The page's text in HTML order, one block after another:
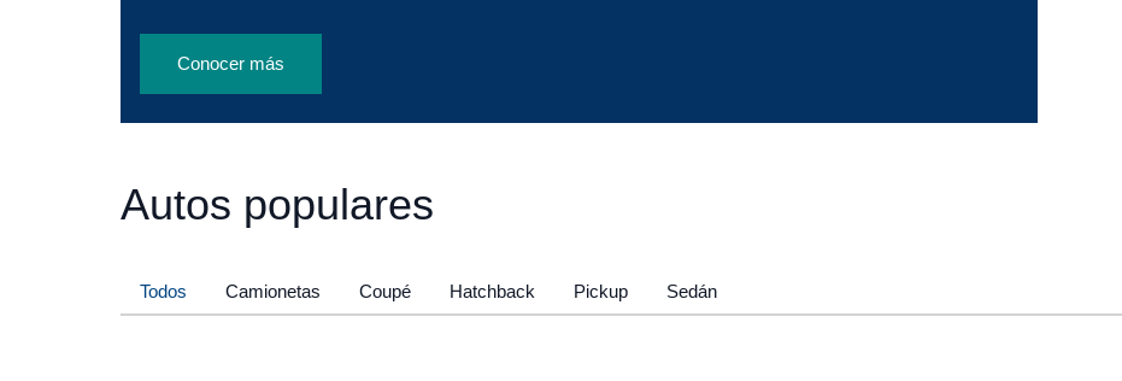
Conocer más
Autos populares
Todos Camionetas Coupé Hatchback Pickup Sedán